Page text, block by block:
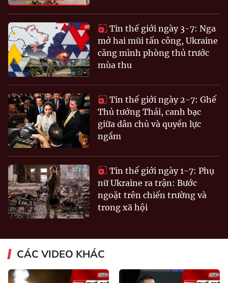
Tin thế giới ngày 3-7: Nga
mở hai mũi tấn công, Ukraine
căng mình phòng thủ trước
mùa thu
Tin thế giới ngày 2-7: Ghế
Thủ tướng Thái, canh bạc
giữa dân chủ và quyền lực
ngầm
Tin thế giới ngày 1-7: Phụ
nữ Ukraine ra trận: Bước
ngoặt trên chiến trường và
trong xã hội
CÁC VIDEO KHÁC